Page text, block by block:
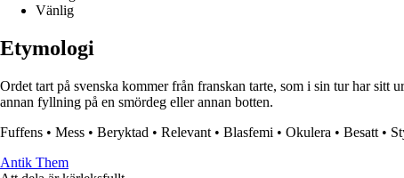
Vänlig
Etymologi
Ordet tart på svenska kommer från franskan tarte, som i sin tur har sitt
annan fyllning på en smördeg eller annan botten.
Fuffens • Mess • Beryktad • Relevant • Blasfemi • Okulera • Besatt •
Antik Them